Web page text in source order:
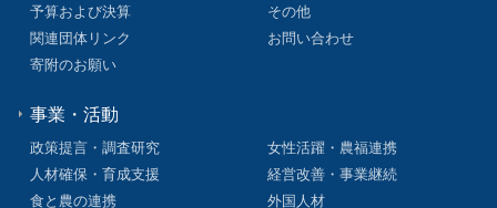
予算および決算
その他
関連団体リンク
お問い合わせ
寄附のお願い
事業・活動
政策提言・調査研究
女性活躍・農福連携
人材確保・育成支援
経営改善・事業継続
食と農の連携
外国人材